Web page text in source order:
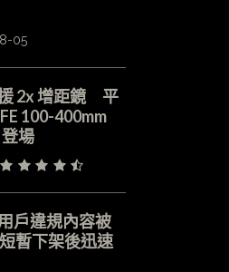
05
2x 增距鏡 平
100-400mm
場
戶違規內容被
暫下架後迅速